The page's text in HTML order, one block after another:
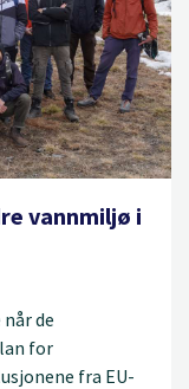
vannmiljø i
de
for
fra EU-